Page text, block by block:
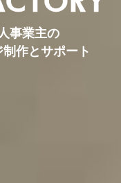
事業主の
作とサポート